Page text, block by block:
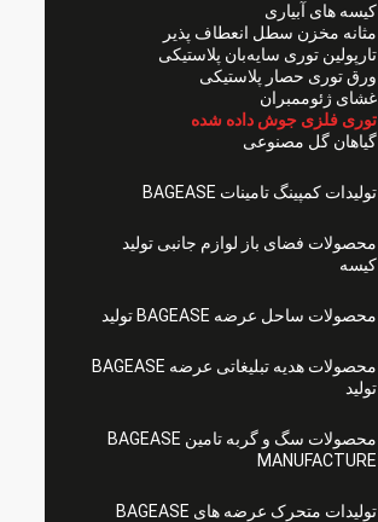
کیسه های آبیاری
مثانه مخزن سطل انعطاف پذیر
تارپولین توری سایه‌بان پلاستیکی
ورق توری حصار پلاستیکی
غشای ژئوممبران
توری فلزی جوش داده شده
گیاهان گل مصنوعی
تولیدات کمپینگ تامینات BAGEASE
محصولات فضای باز لوازم جانبی تولید
کیسه
محصولات ساحل عرضه BAGEASE تولید
محصولات هدیه تبلیغاتی عرضه BAGEASE
تولید
محصولات سگ و گربه تامین BAGEASE
MANUFACTURE
تولیدات متحرک عرضه های BAGEASE